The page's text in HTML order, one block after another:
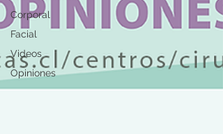
Corporal
Facial
Videos
Opiniones